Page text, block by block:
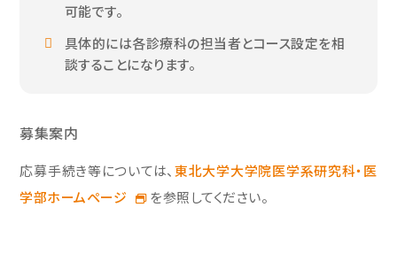
可能です。
具体的には各診療科の担当者とコース設定を相
談することになります。
募集案内
応募手続き等については、東北大学大学院医学系研究科・医
学部ホームページ
を参照してください。